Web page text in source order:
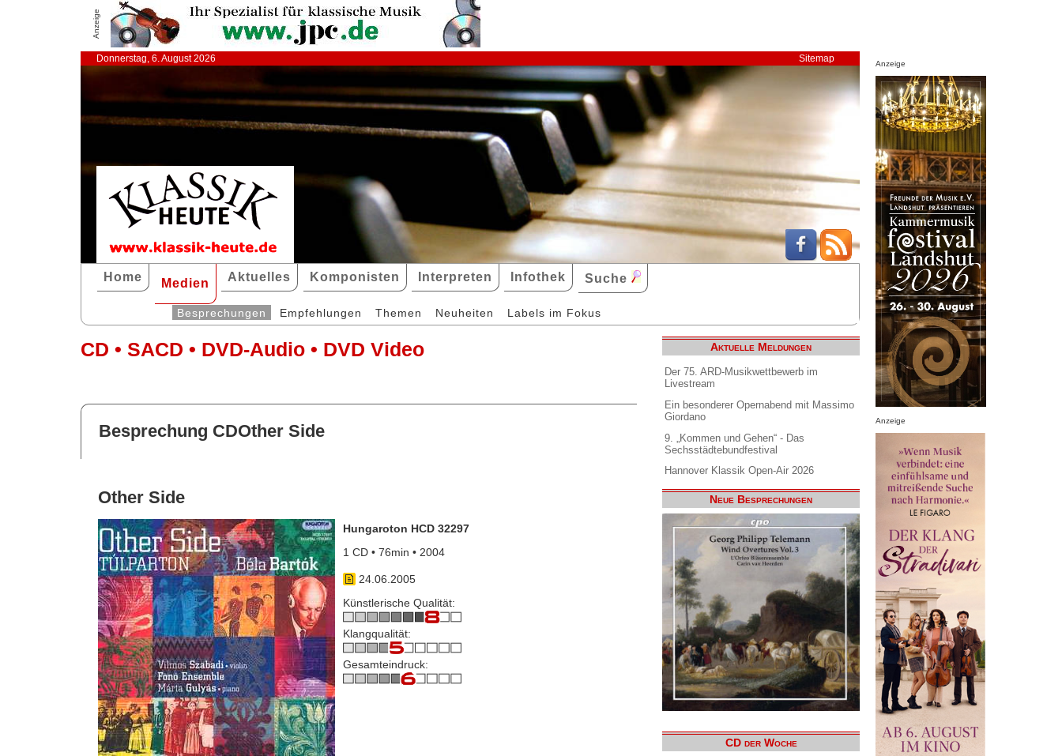
Anzeige
Donnerstag, 6. August 2026 Sitemap
Home Medien Aktuelles Komponisten Interpreten Infothek Suche
Besprechungen Empfehlungen Themen Neuheiten Labels im Fokus
CD • SACD • DVD-Audio • DVD Video
Besprechung CDOther Side
Other Side
Hungaroton HCD 32297
1 CD • 76min • 2004
24.06.2005
Künstlerische Qualität:
Klangqualität:
Gesamteindruck:
Aktuelle Meldungen
Der 75. ARD-Musikwettbewerb im
Livestream
Ein besonderer Opernabend mit Massimo
Giordano
9. „Kommen und Gehen“ - Das
Sechsstädtebundfestival
Hannover Klassik Open-Air 2026
Neue Besprechungen
CD der Woche
Anzeige
Anzeige